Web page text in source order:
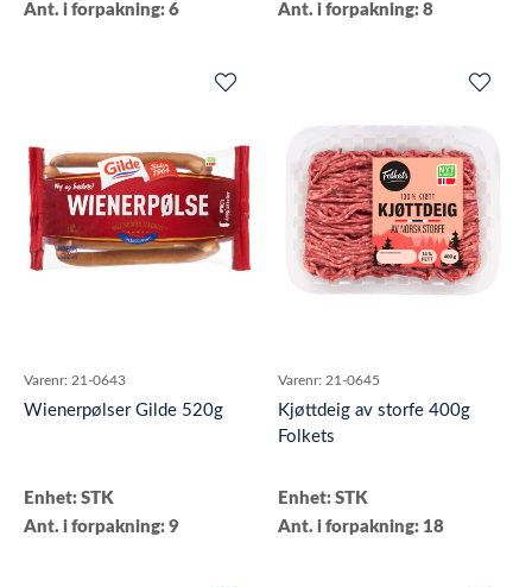
Ant. i forpakning: 6
Ant. i forpakning: 8
Varenr: 21-0643
Wienerpølser Gilde 520g
Enhet: STK
Ant. i forpakning: 9
Varenr: 21-0645
Kjøttdeig av storfe 400g
Folkets
Enhet: STK
Ant. i forpakning: 18